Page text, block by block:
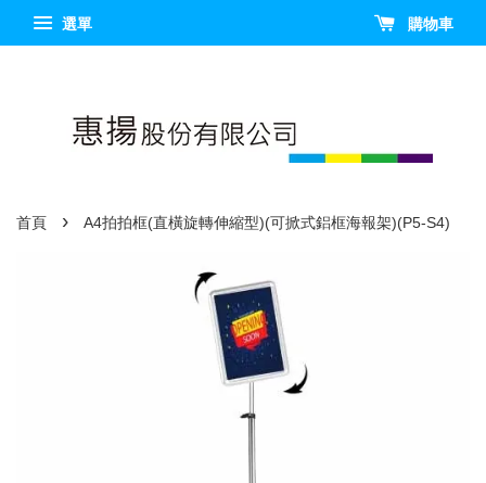
選單 購物車
首頁 › A4拍拍框(直橫旋轉伸縮型)(可掀式鋁框海報架)(P5-S4)